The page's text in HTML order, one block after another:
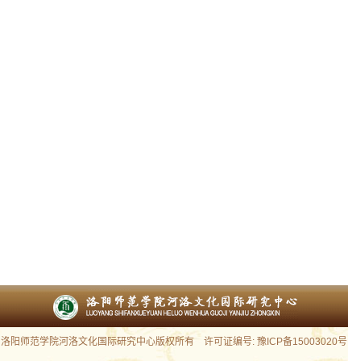
洛阳师范学院河洛文化国际研究中心版权所有 许可证编号: 豫ICP备15003020号